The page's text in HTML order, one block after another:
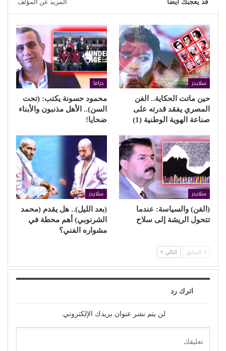
قد يعجبك ايضا المزيد عن المؤلف
سلايدر
حين ماتت الحكاية.. الفن
المصري يفقد قدرته على
صناعة الهوية الوطنية (1)
دراما
محمود حسونة يكتب: (تحت
السن).. الأهل مذنبون والأبناء
ضحايا!
سلايدر
(الفن) والسياسة: عندما
تتحول الريشة إلى سلاح
سلايدر
(بعد الليل).. هل يقدم (محمد
الشرنوبي) أهم محطة في
مشواره الفني؟
السابق التالي
اترك رد
لن يتم نشر عنوان بريدك الإلكتروني.